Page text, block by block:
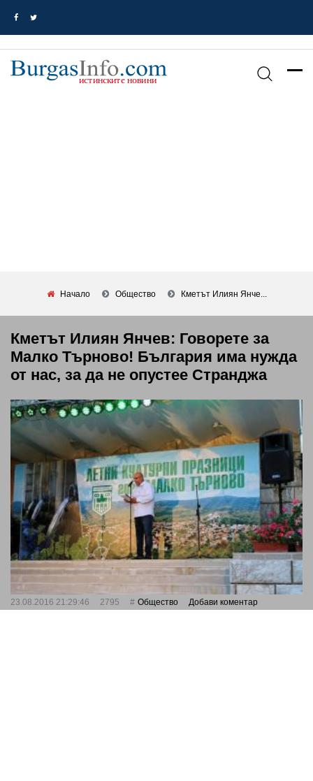
Начало Общество Кметът Илиян Янче...
Кметът Илиян Янчев: Говорете за
Малко Търново! България има нужда
от нас, за да не опустее Странджа
23.08.2016 21:29:46 2795 Общество Добави коментар